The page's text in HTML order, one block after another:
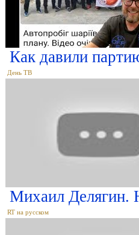
Как давили
День ТВ
Михаил Делягин.
RT на русском